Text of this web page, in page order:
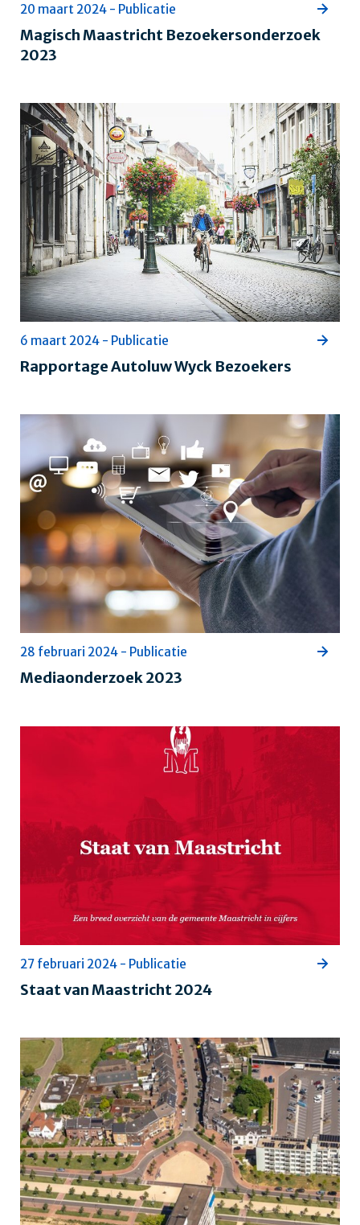
Magisch Maastricht Bezoekersonderzoek
2023
20 maart 2024 - Publicatie
Rapportage Autoluw Wyck Bezoekers
6 maart 2024 - Publicatie
Mediaonderzoek 2023
28 februari 2024 - Publicatie
Staat van Maastricht 2024
27 februari 2024 - Publicatie